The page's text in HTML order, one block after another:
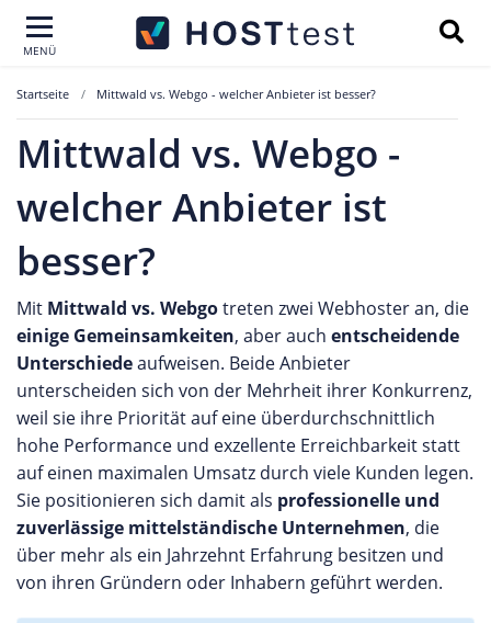
MENÜ
Startseite Mittwald vs. Webgo - welcher Anbieter ist besser?
Mittwald vs. Webgo -
welcher Anbieter ist
besser?
Mit Mittwald vs. Webgotreten zwei Webhoster an, die
einige Gemeinsamkeiten, aber auch entscheidende
Unterschiedeaufweisen. Beide Anbieter
unterscheiden sich von der Mehrheit ihrer Konkurrenz,
weil sie ihre Priorität auf eine überdurchschnittlich
hohe Performance und exzellente Erreichbarkeit statt
auf einen maximalen Umsatz durch viele Kunden legen.
Sie positionieren sich damit als professionelle und
zuverlässige mittelständische Unternehmen, die
über mehr als ein Jahrzehnt Erfahrung besitzen und
von ihren Gründern oder Inhabern geführt werden.